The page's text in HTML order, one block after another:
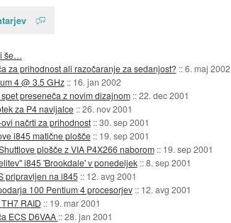
še…
za prihodnost ali razočaranje za sedanjost? ::6. maj 2002
4 @ 3.5 GHz :: 16. jan 2002
preseneča z novim dizajnom ::22. dec 2001
za P4 navijalce ::26. nov 2001
načrti za prihodnost ::30. sep 2001
i845 matične plošče :: 19. sep 2001
plošče z VIA P4X266 naborom :: 19. sep 2001
i845 'Brookdale' v ponedeljek ::8. sep 2001
pripravljen na i845 :: 12. avg 2001
100 Pentium 4 procesorjev :: 12. avg 2001
RAID :: 19. mar 2001
ECS D6VAA ::28. jan 2001